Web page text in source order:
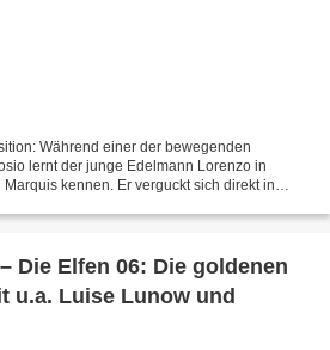
Während einer der bewegenden
lernt der junge Edelmann Lorenzo in
kennen. Er verguckt sich direkt in
Die Elfen 06: Die goldenen
u.a. Luise Lunow und